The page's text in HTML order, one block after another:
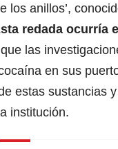
los anillos’,
redada ocurría
las
en sus
estas sustancias
institución.